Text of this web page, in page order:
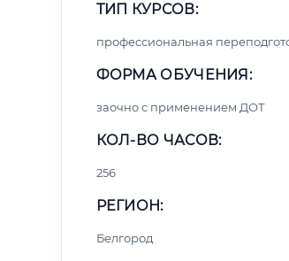
ТИП КУРСОВ:
профессиональная
ФОРМА ОБУЧЕНИЯ:
заочно с применением ДОТ
КОЛ-ВО ЧАСОВ:
256
РЕГИОН:
Белгород